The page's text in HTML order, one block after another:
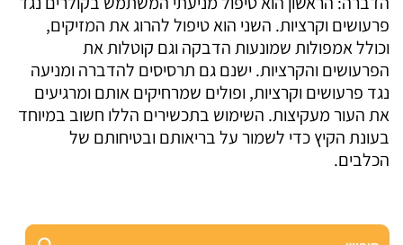
פרעושים וקרציות. השני הוא טיפול להרוג את המזיקים,
וכולל אמפולות שמונעות הדבקה וגם קוטלות את
הפרעושים והקרציות. ישנם גם תרסיסים להדברה ומניעה
נגד פרעושים וקרציות, ופולים שמרחיקים אותם ומרגיעים
את העור מעקיצות. השימוש בתכשירים הללו חשוב במיוחד
בעונת הקיץ כדי לשמור על בריאותם ובטיחותם של
הכלבים.